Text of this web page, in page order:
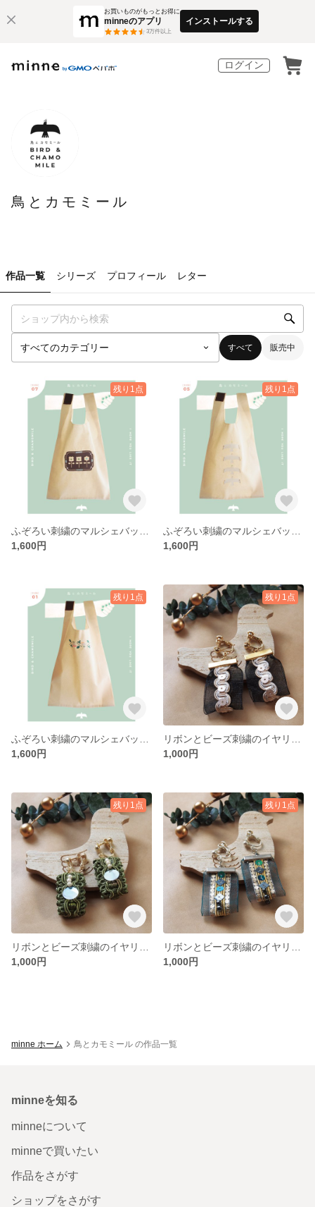
お買いものがもっとお得に
minneのアプリ
3万件以上
インストールする
ログイン
鳥とカモミール
作品一覧 シリーズ プロフィール レター
すべて 販売中
残り1点
1,600円
残り1点
1,600円
残り1点
1,600円
残り1点
1,000円
残り1点
1,000円
残り1点
1,000円
minne ホーム 鳥とカモミール の作品一覧
minneを知る
minneについて
minneで買いたい
作品をさがす
ショップをさがす